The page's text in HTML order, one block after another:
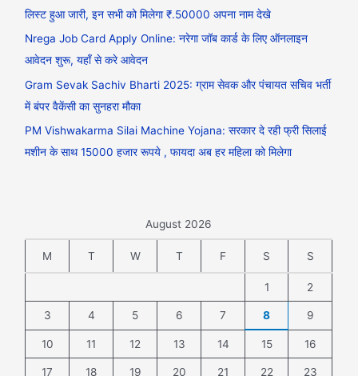
लिस्ट हुआ जारी, इन सभी को मिलेगा ₹.50000 अपना नाम देखे
Nrega Job Card Apply Online: नरेगा जॉब कार्ड के लिए ऑनलाइन
आवेदन शुरू, यहाँ से करे आवेदन
Gram Sevak Sachiv Bharti 2025: ग्राम सेवक और पंचायत सचिव भर्ती
में बंपर वैकेंसी का सुनहरा मौका
PM Vishwakarma Silai Machine Yojana: सरकार दे रही फ्री सिलाई
मशीन के साथ 15000 हजार रूपये , फायदा अब हर महिला को मिलेगा
August 2026
M T W T F S S
1 2
3 4 5 6 7 8 9
10 11 12 13 14 15 16
17 18 19 20 21 22 23